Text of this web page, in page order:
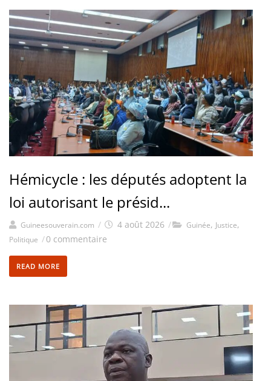
Hémicycle : les députés adoptent la
loi autorisant le présid...
Guineesouverain.com / 4 août 2026 / Guinée, Justice,
Politique /0 commentaire
READ MORE